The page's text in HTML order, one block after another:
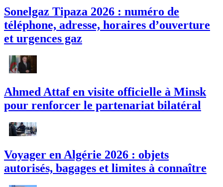
Sonelgaz Tipaza 2026 : numéro de
téléphone, adresse, horaires d’ouverture
et urgences gaz
Ahmed Attaf en visite officielle à Minsk
pour renforcer le partenariat bilatéral
Voyager en Algérie 2026 : objets
autorisés, bagages et limites à connaître